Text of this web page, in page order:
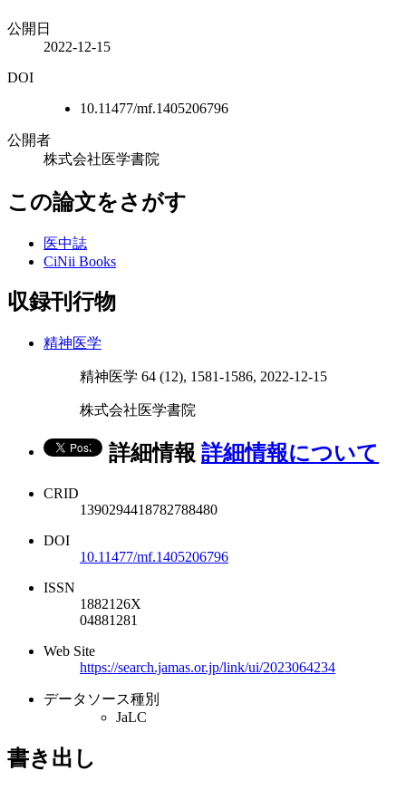
公開日
2022-12-15
DOI
10.11477/mf.1405206796
公開者
株式会社医学書院
この論文をさがす
医中誌
CiNii Books
収録刊行物
精神医学
精神医学 64 (12), 1581-1586, 2022-12-15
株式会社医学書院
詳細情報 詳細情報について
CRID
1390294418782788480
DOI
10.11477/mf.1405206796
ISSN
1882126X
04881281
Web Site
https://search.jamas.or.jp/link/ui/2023064234
データソース種別
JaLC
書き出し